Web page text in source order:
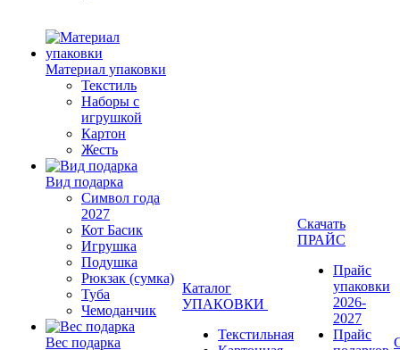
Материал упаковки
Текстиль
Наборы с
игрушкой
Картон
Жесть
Вид подарка
Символ года
2027
Кот Басик
Игрушка
Подушка
Рюкзак (сумка)
Туба
Чемоданчик
Вес подарка
Каталог
УПАКОВКИ
Текстильная
Скачать
ПРАЙС
Прайс
упаковки
2026-
2027
Прайс